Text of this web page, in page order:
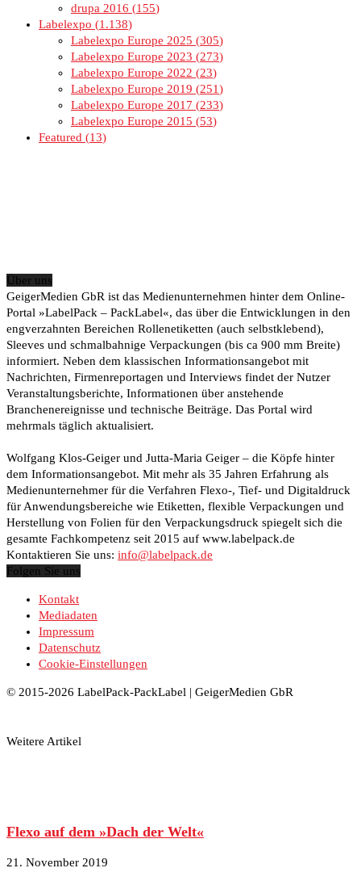
drupa 2016
155
Labelexpo
1.138
Labelexpo Europe 2025
305
Labelexpo Europe 2023
273
Labelexpo Europe 2022
23
Labelexpo Europe 2019
251
Labelexpo Europe 2017
233
Labelexpo Europe 2015
53
Featured
13
Über uns
GeigerMedien GbR ist das Medienunternehmen hinter dem Online-
Portal »LabelPack – PackLabel«, das über die Entwicklungen in den
engverzahnten Bereichen Rollenetiketten (auch selbstklebend),
Sleeves und schmalbahnige Verpackungen (bis ca 900 mm Breite)
informiert. Neben dem klassischen Informationsangebot mit
Nachrichten, Firmenreportagen und Interviews findet der Nutzer
Veranstaltungsberichte, Informationen über anstehende
Branchenereignisse und technische Beiträge. Das Portal wird
mehrmals täglich aktualisiert.
Wolfgang Klos-Geiger und Jutta-Maria Geiger – die Köpfe hinter
dem Informationsangebot. Mit mehr als 35 Jahren Erfahrung als
Medienunternehmer für die Verfahren Flexo-, Tief- und Digitaldruck
für Anwendungsbereiche wie Etiketten, flexible Verpackungen und
Herstellung von Folien für den Verpackungsdruck spiegelt sich die
gesamte Fachkompetenz seit 2015 auf www.labelpack.de
Kontaktieren Sie uns: info@labelpack.de
Folgen Sie uns
Kontakt
Mediadaten
Impressum
Datenschutz
Cookie-Einstellungen
© 2015-2026 LabelPack-PackLabel | GeigerMedien GbR
Weitere Artikel
Flexo auf dem »Dach der Welt«
21. November 2019